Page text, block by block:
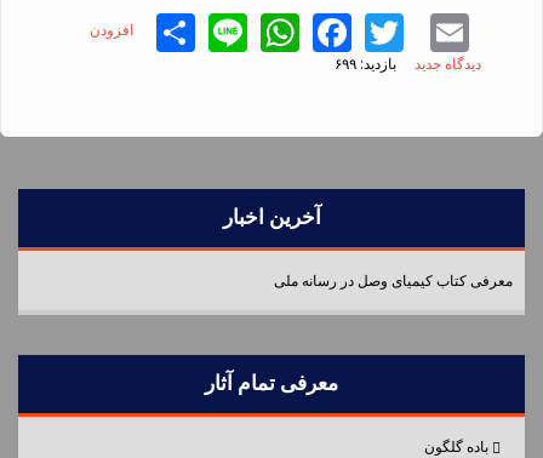
Email
Twitter
Facebook
WhatsApp
Line
Share
افزودن
دیدگاه جدید
بازدید: ۶۹۹
آخرین اخبار
معرفی کتاب کیمیای وصل در رسانه ملی
معرفی تمام آثار
باده گلگون